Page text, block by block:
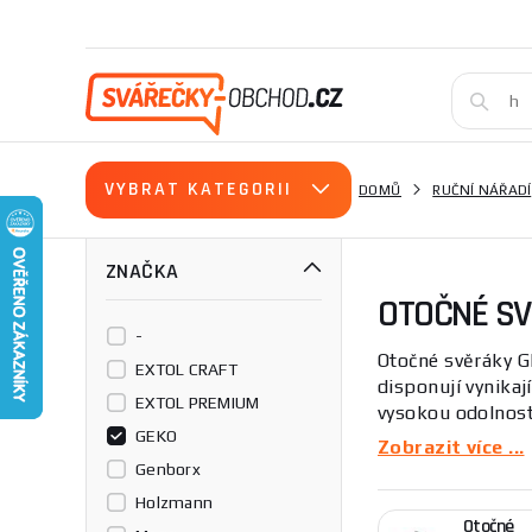
VYBRAT KATEGORII DOMŮ RUČNÍ NÁŘADÍ
ZNAČKA
-
EXTOL CRAFT
EXTOL PREMIUM
GEKO
Genborx
Holzmann
OTOČNÉ
Otočné svěráky
disponují
vysokou
jakékoliv úkoly,
Otočné svěráky
konstrukci a
Zobrazit více ...
Otočné